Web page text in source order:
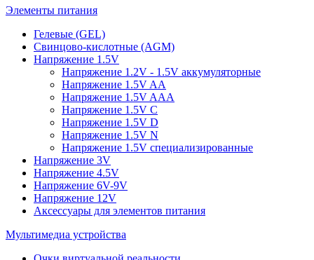
Элементы питания
Гелевые (GEL)
Свинцово-кислотные (AGM)
Напряжение 1.5V
Напряжение 1.2V - 1.5V аккумуляторные
Напряжение 1.5V AA
Напряжение 1.5V AAA
Напряжение 1.5V C
Напряжение 1.5V D
Напряжение 1.5V N
Напряжение 1.5V специализированные
Напряжение 3V
Напряжение 4.5V
Напряжение 6V-9V
Напряжение 12V
Аксессуары для элементов питания
Мультимедиа устройства